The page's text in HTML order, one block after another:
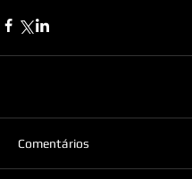
Comentários